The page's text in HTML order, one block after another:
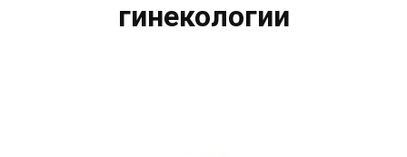
гинекологии